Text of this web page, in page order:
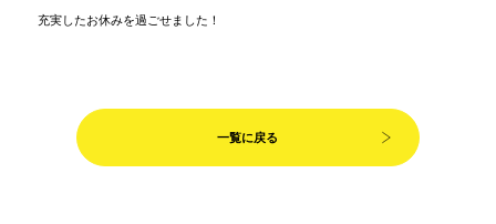
充実したお休みを過ごせました！
一覧に戻る